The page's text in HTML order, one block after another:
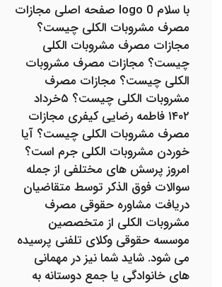
با سلام 0 logo صفحه اصلی مجازات
مصرف مشروبات الکلی چیست؟
مجازات مصرف مشروبات الکلی
چیست؟ مجازات مصرف مشروبات
الکلی چیست؟ مجازات مصرف
مشروبات الکلی چیست؟ ۵خرداد
۱۴۰۲ فاطمه رضایی کیفری مجازات
مصرف مشروبات الکلی چیست؟ آیا
خوردن مشروبات الکلی جرم است؟
امروز پرسش های مختلفی از جمله
سوالات فوق الذکر توسط متقاضیان
دریافت مشاوره حقوقی مصرف
مشروبات الکلی از متخصصین
موسسه حقوقی وکلای تلفنی پرسیده
می شود. شاید شما نیز در مهمانی
های خانوادگی یا جمع دوستانه به